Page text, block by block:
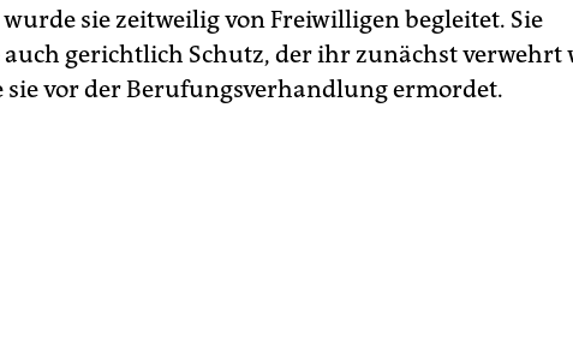
sie zeitweilig von Freiwilligen begleitet. Sie
gerichtlich Schutz, der ihr zunächst verwehrt
sie vor der Berufungsverhandlung ermordet.